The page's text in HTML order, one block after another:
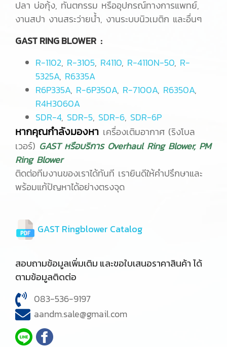
ปลา บ่อกุ้ง, ทันตกรรม หรืออุปกรณ์ทางการแพทย์,
งานสปา งานสระว่ายน้ำ, งานระบบนิวเมติก และอื่นๆ
GAST RING BLOWER :
R-1102, R-3105, R4110, R-4110N-50, R-
5325A, R6335A
R6P335A, R-6P350A, R-7100A, R6350A,
R4H3060A
SDR-4, SDR-5, SDR-6, SDR-6P
หากคุณกำลังมองหา เครื่องเติมอากาศ (ริงโบล
เวอร์) GAST หรือบริการ Overhaul Ring Blower, PM
Ring Blower
ติดต่อทีมงานของเราได้ทันที เรายินดีให้คำปรึกษาและ
พร้อมแก้ปัญหาได้อย่างตรงจุด
GAST Ringblower Catalog
สอบถามข้อมูลเพิ่มเติม และขอใบเสนอราคาสินค้า ได้
ตามข้อมูลติดต่อ
083-536-9197
aandm.sale@gmail.com